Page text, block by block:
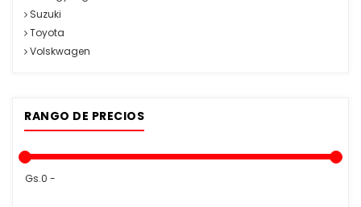
Suzuki
Toyota
Volskwagen
RANGO DE PRECIOS
Gs.0 -